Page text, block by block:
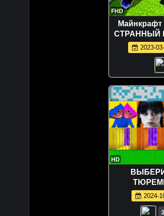
FHD
Майнкрафт
СТРАННЫЙ
2023-
HD
2024-